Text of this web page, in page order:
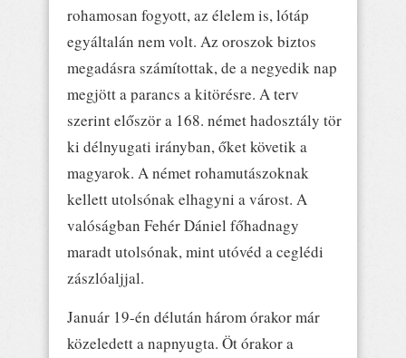
rohamosan fogyott, az élelem is, lótáp
egyáltalán nem volt. Az oroszok biztos
megadásra számítottak, de a negyedik nap
megjött a parancs a kitörésre. A terv
szerint először a 168. német hadosztály tör
ki délnyugati irányban, őket követik a
magyarok. A német rohamutászoknak
kellett utolsónak elhagyni a várost. A
valóságban Fehér Dániel főhadnagy
maradt utolsónak, mint utóvéd a ceglédi
zászlóaljjal.
Január 19-én délután három órakor már
közeledett a napnyugta. Öt órakor a